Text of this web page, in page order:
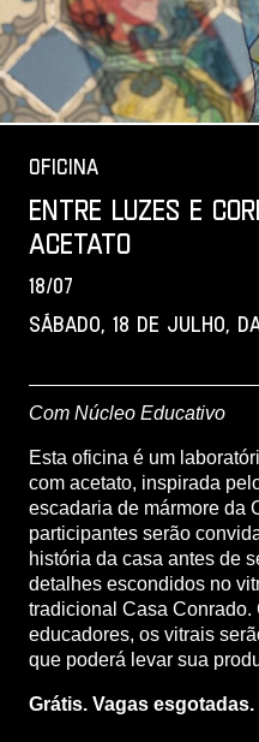
Oficina
Entre luzes e
acetato
18/07
Sábado, 18 de julho,
Com Núcleo Educativo
Esta oficina é um
com acetato, inspirada
escadaria de mármore da
participantes serão
história da casa antes de
detalhes escondidos no
tradicional Casa Conrado.
educadores, os vitrais
que poderá levar sua
Grátis. Vagas esgotadas.